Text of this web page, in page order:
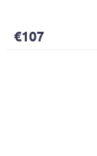
€107